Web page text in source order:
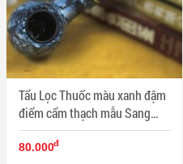
Tẩu Lọc Thuốc màu xanh đậm
điểm cẩm thạch mẫu Sang
Trọng
80.000đ